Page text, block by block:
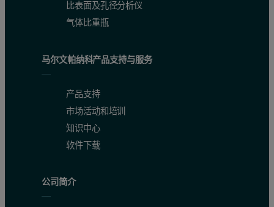
结果与讨论
图2：以研磨时间（按小时计）的函数绘制的Z 平均直径图（单位
比表面及孔径分析仪
气体比重瓶
马尔文帕纳科产品支持与服务
产品支持
市场活动和培训
知识中心
软件下载
公司简介